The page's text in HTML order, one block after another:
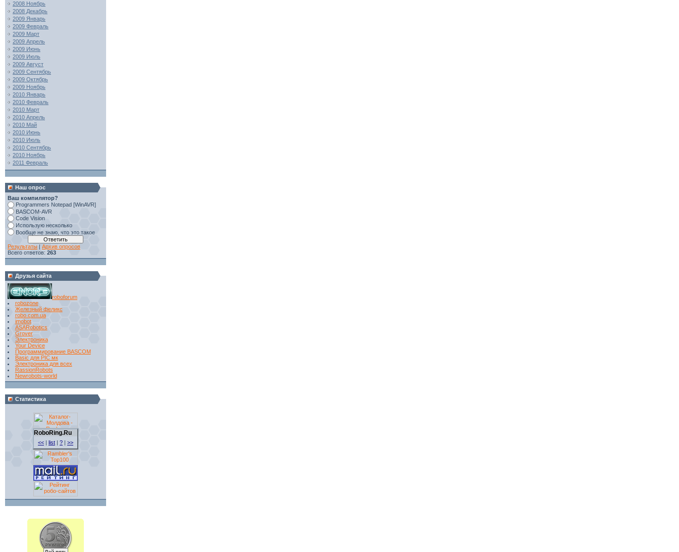
2008 Ноябрь
2008 Декабрь
2009 Январь
2009 Февраль
2009 Март
2009 Апрель
2009 Июнь
2009 Июль
2009 Август
2009 Сентябрь
2009 Октябрь
2009 Ноябрь
2010 Январь
2010 Февраль
2010 Март
2010 Апрель
2010 Май
2010 Июнь
2010 Июль
2010 Сентябрь
2010 Ноябрь
2011 Февраль
Наш опрос
Ваш компилятор?
Programmers Notepad [WinAVR]
BASCOM-AVR
Code Vision
Использую несколько
Вообще не знаю, что это такое
Результаты
Архив опросов
Всего ответов: 263
Друзья сайта
roboforum
robozone
Железный феликс
robo.com.ua
imobot
ASARobotics
Grover
Электроника
Your Device
Программирование BASCOM
Basic для PIC мк
Электроника для всех
RassionRobots
Newrobots-world
Статистика
RoboRing.Ru
<< | list | ? | >>